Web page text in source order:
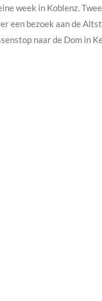
week in Koblenz.
een bezoek aan de
naar de Dom in